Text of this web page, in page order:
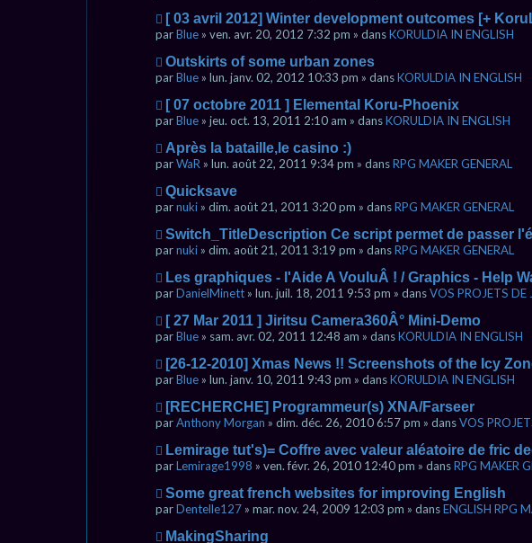
g
e
s
s
g
e
u
m
s
s
g
e
v
e
u
m
s
s
g
e
N
o
v
e
u
m
s
s
g
e
[ 03 avril 2012] Winter development outcomes [+
parBlue » ven. avr. 20, 2012 7:32 pm » dansKORULDIA IN ENGLISH
N
o
v
e
u
m
s
s
g
e
Outskirts of some urban zones
parBlue » lun. janv. 02, 2012 10:33 pm » dansKORULDIA IN ENGLISH
N
o
v
e
u
m
s
s
g
e
[ 07 octobre 2011 ] Elemental Koru-Phoenix
parBlue » jeu. oct. 13, 2011 2:10 am » dansKORULDIA IN ENGLISH
N
o
v
e
u
m
s
s
g
e
Après la bataille,le casino :)
parWaR » lun. août 22, 2011 9:34 pm » dansRPG MAKER GENERAL
N
o
v
e
u
m
s
s
g
e
Quicksave
parnuki » dim. août 21, 2011 3:20 pm » dansRPG MAKER GENERAL
N
o
v
e
u
m
s
s
g
e
Switch_TitleDescription Ce script permet de passer
parnuki » dim. août 21, 2011 3:19 pm » dansRPG MAKER GENERAL
N
o
v
e
u
m
s
s
g
e
Les graphiques - l'Aide A VouluÂ ! / Graphics - Help
parDanielMinett » lun. juil. 18, 2011 9:53 pm » dansVOS PROJETS DE
N
o
v
e
u
m
s
s
g
e
[ 27 Mar 2011 ] Jiritsu Camera360Â° Mini-Demo
parBlue » sam. avr. 02, 2011 12:48 am » dansKORULDIA IN ENGLISH
N
o
v
e
u
m
s
s
g
[26-12-2010] Xmas News !! Screenshots of the Icy
parBlue » lun. janv. 10, 2011 9:43 pm » dansKORULDIA IN ENGLISH
N
o
v
e
u
m
s
[RECHERCHE] Programmeur(s) XNA/Farseer
parAnthony Morgan » dim. déc. 26, 2010 6:57 pm » dansVOS
N
o
v
e
u
Lemirage tut's)= Coffre avec valeur aléatoire de fric
parLemirage1998 » ven. févr. 26, 2010 12:40 pm » dansRPG MAKER
N
o
v
Some great french websites for improving English
parDentelle127 » mar. nov. 24, 2009 12:03 pm » dansENGLISH RPG
NMakingSharing